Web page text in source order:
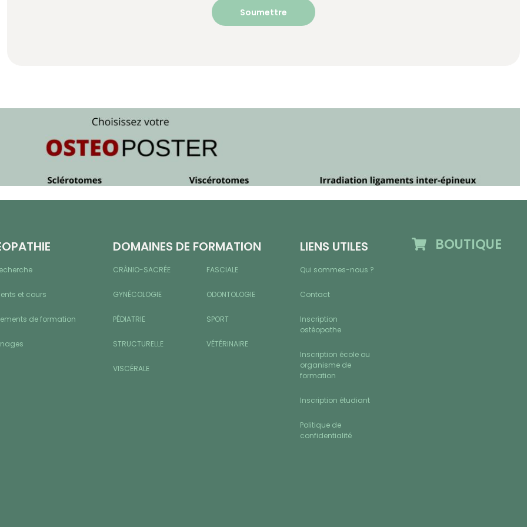
et cours
de formation
DOMAINES DE FORMATION
CRÂNIO-SACRÉE FASCIALE
GYNÉCOLOGIE ODONTOLOGIE
PÉDIATRIE SPORT
STRUCTURELLE VÉTÉRINAIRE
VISCÉRALE
LIENS UTILES
Qui sommes-nous ?
Contact
Inscription
ostéopathe
Inscription école ou
organisme de
formation
Inscription étudiant
Politique de
confidentialité
BOUTIQUE